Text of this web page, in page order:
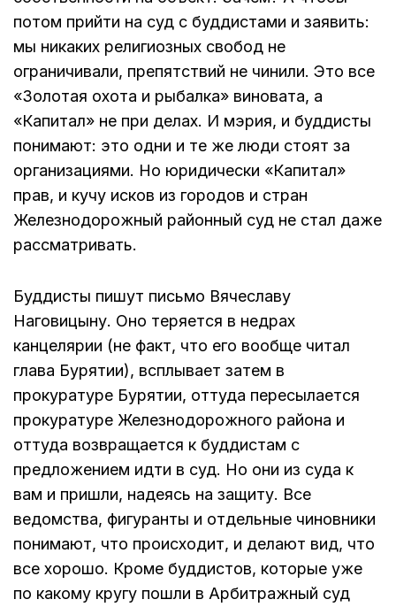
потом прийти на суд с буддистами и заявить:
мы никаких религиозных свобод не
ограничивали, препятствий не чинили. Это все
«Золотая охота и рыбалка» виновата, а
«Капитал» не при делах. И мэрия, и буддисты
понимают: это одни и те же люди стоят за
организациями. Но юридически «Капитал»
прав, и кучу исков из городов и стран
Железнодорожный районный суд не стал даже
рассматривать.
Буддисты пишут письмо Вячеславу
Наговицыну. Оно теряется в недрах
канцелярии (не факт, что его вообще читал
глава Бурятии), всплывает затем в
прокуратуре Бурятии, оттуда пересылается
прокуратуре Железнодорожного района и
оттуда возвращается к буддистам с
предложением идти в суд. Но они из суда к
вам и пришли, надеясь на защиту. Все
ведомства, фигуранты и отдельные чиновники
понимают, что происходит, и делают вид, что
все хорошо. Кроме буддистов, которые уже
по какому кругу пошли в Арбитражный суд